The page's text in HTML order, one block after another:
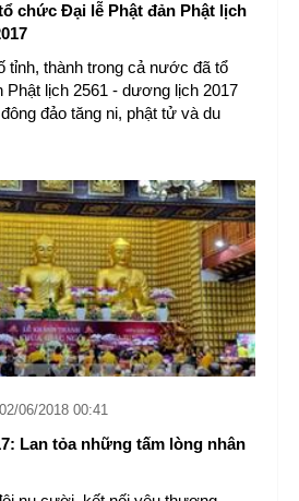
chức Đại lễ Phật đản Phật lịch
tỉnh, thành trong cả nước đã tổ
lịch 2561 - dương lịch 2017
đảo tăng ni, phật tử và du
02/06/2018 00:41
Lan tỏa những tấm lòng nhân